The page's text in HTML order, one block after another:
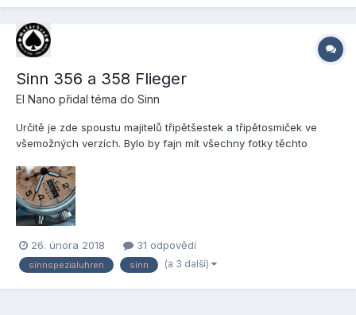
Sinn 356 a 358 Flieger
El Nano přidal téma do Sinn
Určitě je zde spoustu majitelů třipětšestek a třipětosmiček ve
všemožných verzích. Bylo by fajn mít všechny fotky těchto
dneska pondělí, tak vykopávám a to rovnou s makrem méně
běžných 356 Flieger II s měděným číselníkem s úžasným gilošo...
26. února 2018 31 odpovědí
sinnspezialuhren sinn (a 3 další)